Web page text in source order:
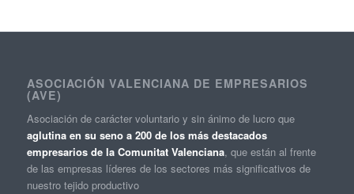
ASOCIACIÓN VALENCIANA DE EMPRESARIOS
(AVE)
Asociación de carácter voluntario y sin ánimo de lucro que
aglutina en su seno a 200 de los más destacados
empresarios de la Comunitat Valenciana, que están al frente
de las empresas líderes de los sectores más significativos de
nuestro tejido productivo